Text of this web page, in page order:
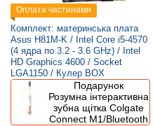
Оплата частинами
Комплект: материнська плата
Asus H81M-K / Intel Core i5-4570
(4 ядра по 3.2 - 3.6 GHz) / Intel
HD Graphics 4600 / Socket
LGA1150 / Кулер BOX
Подарунок
Розумна інтерактивна
зубна щітка Colgate
Connect M1/Bluetooth